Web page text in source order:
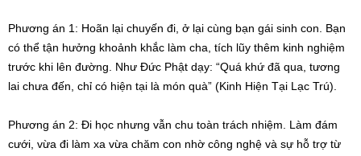
Phương án 1: Hoãn lại chuyến đi, ở lại cùng bạn gái sinh con. Bạn
có thể tận hưởng khoảnh khắc làm cha, tích lũy thêm kinh nghiệm
trước khi lên đường. Như Đức Phật dạy: “Quá khứ đã qua, tương
lai chưa đến, chỉ có hiện tại là món quà” (Kinh Hiện Tại Lạc Trú).
Phương án 2: Đi học nhưng vẫn chu toàn trách nhiệm. Làm đám
cưới, vừa đi làm xa vừa chăm con nhờ công nghệ và sự hỗ trợ từ